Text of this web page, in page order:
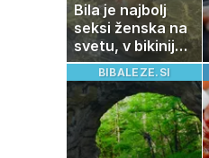
Bila je najbolj
seksi ženska na
svetu, v bikiniju
znova navdušila
BIBALEZE.SI